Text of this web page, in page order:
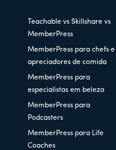
Teachable vs Skillshare vs
MemberPress
MemberPress para chefs e
apreciadores de comida
MemberPress para
especialistas em beleza
MemberPress para
Podcasters
MemberPress para Life
Coaches